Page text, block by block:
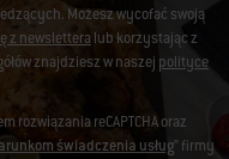
Możesz wycofać swoją
z newslettera lub korzystając z
znajdziesz w naszej polityce
reCAPTCHA oraz
świadczenia usług” firmy